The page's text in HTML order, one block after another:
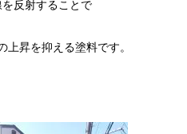
反射することで
上昇を抑える塗料です。